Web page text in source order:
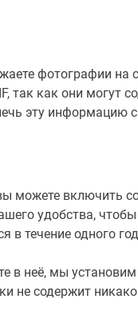
фотографии на
так как они могут
эту информацию
можете включить
удобства,
в течение одного
в неё, мы
не содержит